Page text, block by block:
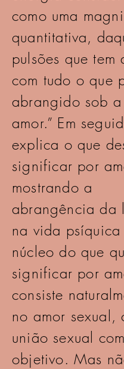
como uma
quantitativa,
pulsões que tem
com tudo o que
abrangido sob
amor.” Em
explica o que
significar por
mostrando a
abrangência da
na vida psíquica
núcleo do que
significar por
consiste
no amor sexual,
união sexual
objetivo. Mas